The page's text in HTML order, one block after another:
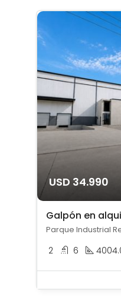
USD 34.990
Galpón en
2 6